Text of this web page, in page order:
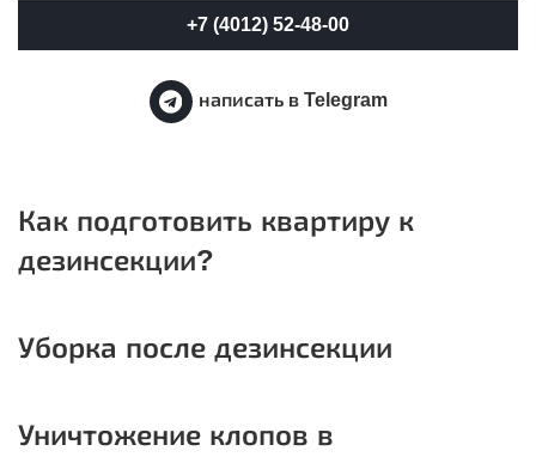
+7 (4012) 52-48-00
написать в Telegram
Как подготовить квартиру к
дезинсекции?
Уборка после дезинсекции
Уничтожение клопов в